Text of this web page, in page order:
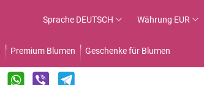
Sprache DEUTSCH Währung EUR
Premium Blumen Geschenke für Blumen